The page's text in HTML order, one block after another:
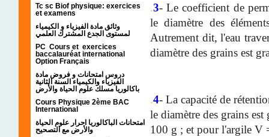
Tc sc Biof physique: exercices
et examens
وثائق مادة الفيزياء و الكيمياء
PC Cours et exercices
baccalauréat international
Option Français
دروس امتحانات و فروض مادة
الفيزياء والكيمياء السنة الثانية
باكالوريا مسلك علوم الحياة والأرض
Cours Physique 2ème BAC
International
امتحانات الباكالوريا احرار علوم الحياة
والأرض مع التصحيح
.3- Le coefficient de
le diamètre des
Autrement dit, l'eau
diamètre des grains est
.4- La capacité de
le diamètre des grains
100 g ; et pour l'argile V